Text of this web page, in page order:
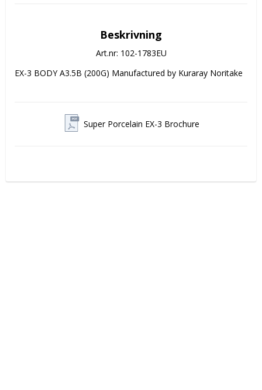
Beskrivning
Art.nr: 102-1783EU
EX-3 BODY A3.5B (200G) Manufactured by Kuraray Noritake
Super Porcelain EX-3 Brochure